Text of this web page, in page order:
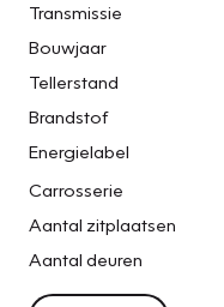
Transmissie
Bouwjaar
Tellerstand
Brandstof
Energielabel
Carrosserie
Aantal zitplaatsen
Aantal deuren